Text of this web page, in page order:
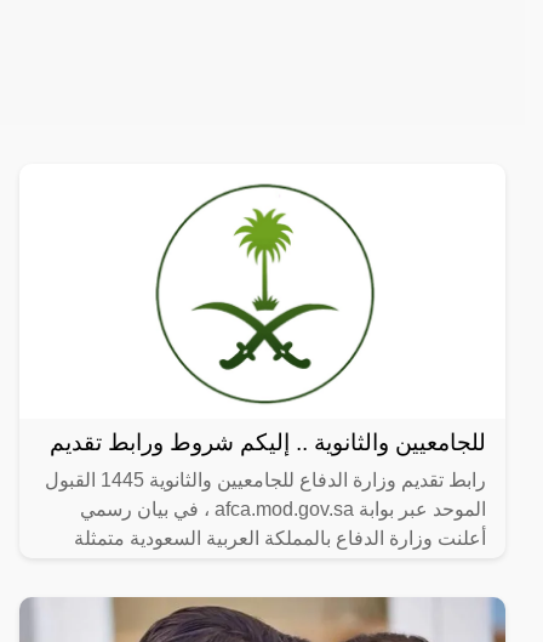
للجامعيين والثانوية .. إليكم شروط ورابط تقديم
رابط تقديم وزارة الدفاع للجامعيين والثانوية 1445 القبول
الموحد عبر بوابة afca.mod.gov.sa ، في بيان رسمي
أعلنت وزارة الدفاع بالمملكة العربية السعودية متمثلة